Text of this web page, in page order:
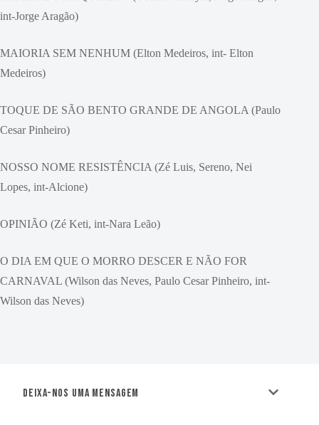
int-Jorge Aragão)
MAIORIA SEM NENHUM (Elton Medeiros, int- Elton
Medeiros)
TOQUE DE SÃO BENTO GRANDE DE ANGOLA (Paulo
Cesar Pinheiro)
NOSSO NOME RESISTÊNCIA (Zé Luis, Sereno, Nei
Lopes, int-Alcione)
OPINIÃO (Zé Keti, int-Nara Leão)
O DIA EM QUE O MORRO DESCER E NÃO FOR
CARNAVAL (Wilson das Neves, Paulo Cesar Pinheiro, int-
Wilson das Neves)
Deixa-nos uma mensagem